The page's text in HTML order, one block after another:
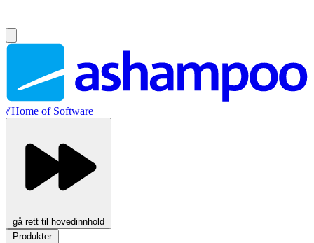
//Home of Software
gå rett til hovedinnhold
Produkter